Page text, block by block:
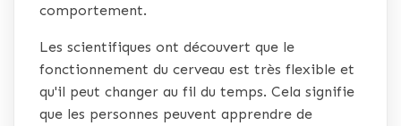
comportement.
Les scientifiques ont découvert que le
fonctionnement du cerveau est très flexible et
qu'il peut changer au fil du temps. Cela signifie
que les personnes peuvent apprendre de